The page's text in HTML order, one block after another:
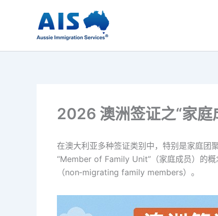
2026 澳洲签证之“家庭
在澳大利亚多种签证类别中，特别是家庭团
“Member of Family Unit”（家庭成员）的
（non‑migrating family members）。